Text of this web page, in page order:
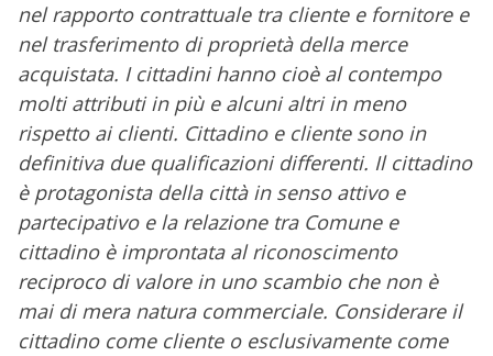
nel rapporto contrattuale tra cliente e fornitore e
nel trasferimento di proprietà della merce
acquistata. I cittadini hanno cioè al contempo
molti attributi in più e alcuni altri in meno
rispetto ai clienti. Cittadino e cliente sono in
definitiva due qualificazioni differenti. Il cittadino
è protagonista della città in senso attivo e
partecipativo e la relazione tra Comune e
cittadino è improntata al riconoscimento
reciproco di valore in uno scambio che non è
mai di mera natura commerciale. Considerare il
cittadino come cliente o esclusivamente come